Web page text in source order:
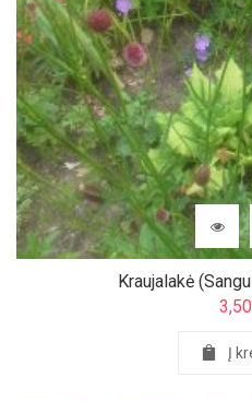
Kraujalakė
3,50
Į